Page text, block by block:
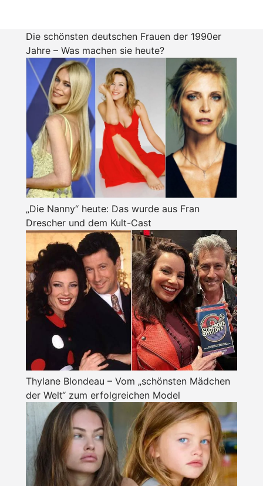
Die schönsten deutschen Frauen der 1990er
Jahre – Was machen sie heute?
„Die Nanny“ heute: Das wurde aus Fran
Drescher und dem Kult-Cast
Thylane Blondeau – Vom „schönsten Mädchen
der Welt“ zum erfolgreichen Model